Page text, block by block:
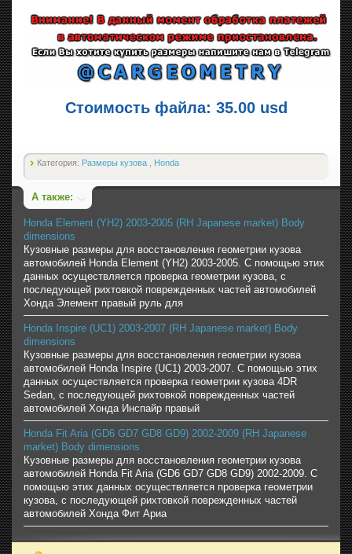
Стоимость файла: 35.00 usd
Категория: Размеры кузова Honda
А также:
Honda Element (YH2) 2003-2005 (RH Japanese market) Body
dimensions
Кузовные размеры для восстановления геометрии кузова
автомобилей Honda Element (YH2) 2003-2005. С помощью этих
данных осуществляется проверка геометрии кузова, с
последующей рихтовкой поврежденных частей автомобилей
Хонда Элемент правый руль для
Honda Inspire (UC1) 2003-2007 (RH Japanese market) Body
dimensions
Кузовные размеры для восстановления геометрии кузова
автомобилей Honda Inspire (UC1) 2003-2007. С помощью этих
данных осуществляется проверка геометрии кузова 4DR
Sedan, с последующей рихтовкой поврежденных частей
автомобилей Хонда Инспайр правый
Honda Fit Aria (GD6 GD7 GD8 GD9) 2002-2009 (RH Japanese
market) Body dimensions
Кузовные размеры для восстановления геометрии кузова
автомобилей Honda Fit Aria (GD6 GD7 GD8 GD9) 2002-2009. С
помощью этих данных осуществляется проверка геометрии
кузова, с последующей рихтовкой поврежденных частей
автомобилей Хонда Фит Ариа